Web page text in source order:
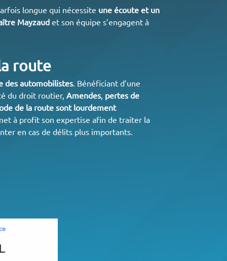
longue qui nécessite une écoute et un
Mayzaudet son équipe s’engagent à
route
des automobilistes. Bénéficiant d’une
du droit routier, Amendes, pertes de
de la route sont lourdement
à profit son expertise afin de traiter la
en cas de délits plus importants.